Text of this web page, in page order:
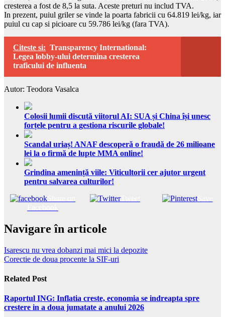
cresterea a fost de 8,5 la suta. Aceste preturi nu includ TVA.
In prezent, puiul griler se vinde la poarta fabricii cu 64.819 lei/kg, iar
puiul cu cap si picioare cu 59.786 lei/kg (fara TVA).
Citeste si: Transparency International:
Legea lobby-ului determina cresterea
traficului de influenta
Autor: Teodora Vasalca
Colosii lumii discută viitorul AI: SUA și China își unesc
forțele pentru a gestiona riscurile globale!
Scandal uriaș! ANAF descoperă o fraudă de 26 milioane
lei la o firmă de lupte MMA online!
Grindina amenință viile: Viticultorii cer ajutor urgent
pentru salvarea culturilor!
Tweet Save
Navigare în articole
Isarescu nu vrea dobanzi mai mici la depozite
Corectie de doua procente la SIF-uri
Related Post
Raportul ING: Inflatia creste, economia se indreapta spre
crestere in a doua jumatate a anului 2026